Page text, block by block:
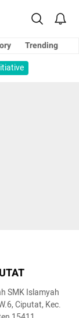
Trending
SMK Islamyah
Ciputat, Kec.